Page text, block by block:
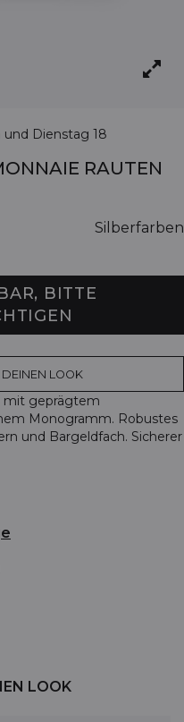
Dienstag 18
RAUTEN
Silberfarben
BITTE
LOOK
mit geprägtem
Monogramm. Robustes
und Bargeldfach. Sicherer
LOOK